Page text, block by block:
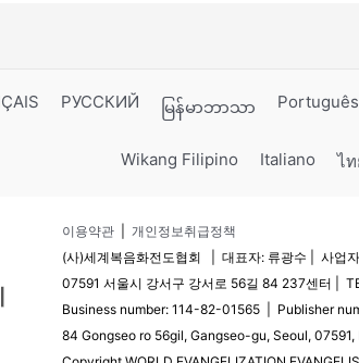
РУССКИЙ မြန်မာဘာသာ Português
Wikang Filipino Italiano ไ
이용약관
개인정보취급정책
(사)세계복음화전도협회 | 대표자: 류광수 | 사업
07591 서울시 강서구 강서로 56길 84 237센터
Business number: 114-82-01565 | Publisher
84 Gongseo ro 56gil, Gangseo-gu, Seoul, 07591,